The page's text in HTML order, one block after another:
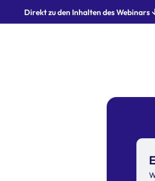
Direkt zu den Inhalten des Webinars